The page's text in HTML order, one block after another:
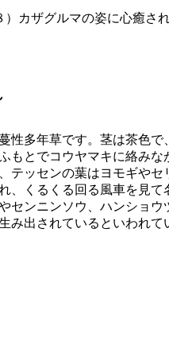
）カザグルマの姿に心癒さ
性多年草です。茎は茶色
とでコウヤマキに絡み
ッセンの葉はヨモギやセ
くるくる回る風車を見て
センニンソウ、ハンショ
み出されているといわれ